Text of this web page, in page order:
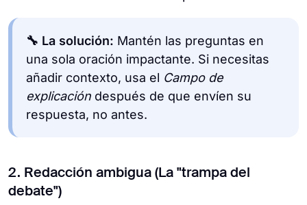
🔧 La solución: Mantén las preguntas en
una sola oración impactante. Si necesitas
añadir contexto, usa el Campo de
explicación después de que envíen su
respuesta, no antes.
2. Redacción ambigua (La "trampa del
debate")